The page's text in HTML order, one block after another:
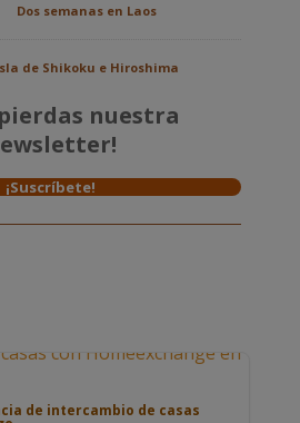
Dos semanas en Laos
de Shikoku e Hiroshima
nuestra
¡Suscríbete!
de intercambio de casas